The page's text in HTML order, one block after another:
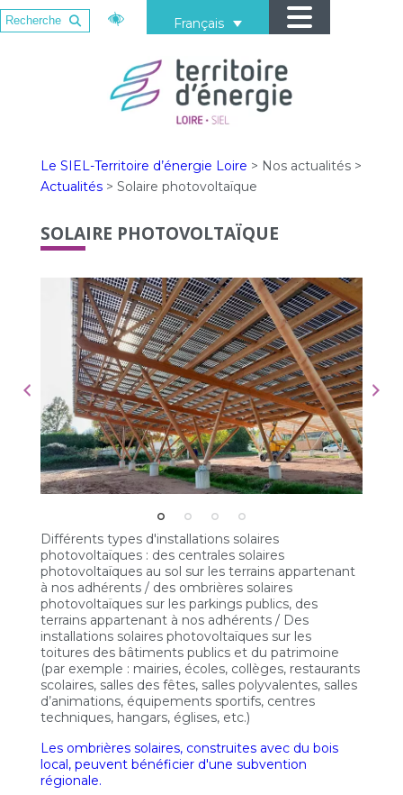
Français
Le SIEL-Territoire d’énergie Loire > Nos actualités>
Actualités > Solaire photovoltaïque
SOLAIRE PHOTOVOLTAÏQUE
Différents types d'installations solaires
photovoltaïques : des centrales solaires
photovoltaïques au sol sur les terrains appartenant
à nos adhérents / des ombrières solaires
photovoltaïques sur les parkings publics, des
terrains appartenant à nos adhérents / Des
installations solaires photovoltaïques sur les
toitures des bâtiments publics et du patrimoine
(par exemple : mairies, écoles, collèges, restaurants
scolaires, salles des fêtes, salles polyvalentes, salles
d’animations, équipements sportifs, centres
techniques, hangars, églises, etc.)
Les ombrières solaires, construites avec du bois
local, peuvent bénéficier d'une subvention
régionale.